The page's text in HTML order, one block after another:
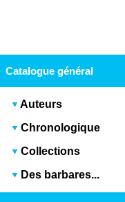
Catalogue général
Auteurs
Chronologique
Collections
Des barbares...